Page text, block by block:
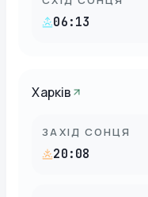
06:13
Харків
ЗАХІД СОНЦЯ
20:08